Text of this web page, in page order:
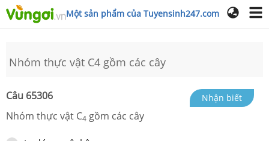
Một sản phẩm của Tuyensinh247.com
Nhóm thực vật C4 gồm các cây
Câu 65306 Nhận biết
Nhóm thực vật C4 gồm các cây